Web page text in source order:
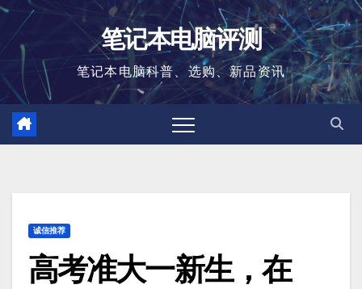
跳
至
笔记本电脑评测
笔记本电脑科普、选购、新品资讯
诚信推荐
高考准大一新生，在